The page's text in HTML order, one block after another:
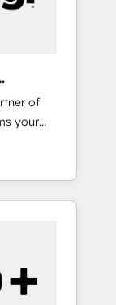
の移行
からの
活用設
等
テンツ
ー ✓
ちな
くださ
for total
of
your
Our
Point
this the
-